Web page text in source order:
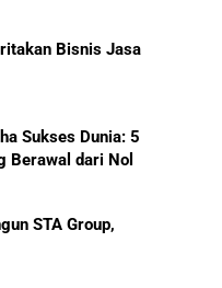
Dunia 2026: Berapa
B50: Mampukah
Baru Energi
Bisnis Jasa
Sukses Dunia: 5
Berawal dari Nol
STA Group,